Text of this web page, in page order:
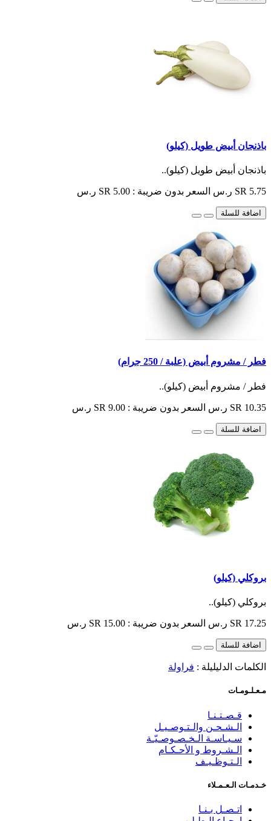
باذنجان أبيض طويل (كيلو)
باذنجان أبيض طويل (كيلو)..
SR 5.75 ر.س السعر بدون ضريبة : SR 5.00 ر.س
اضافة للسلة
فطر / مشروم أبيض (علبة / 250 جرام)
فطر / مشروم أبيض (كيلو)..
SR 10.35 ر.س السعر بدون ضريبة : SR 9.00 ر.س
اضافة للسلة
بروكلي (كيلو)
بروكلي (كيلو)..
SR 17.25 ر.س السعر بدون ضريبة : SR 15.00 ر.س
اضافة للسلة
الكلمات الدليليلة : فراولة
مـعـلـومـات
قـصـتـنـا
الـشـحـن والـتـوصـيـل
سـيـاسـة الـخـصـوصـيّـة
الـشـروط و الأحـكـام
الـتـوظـيـف
خـدمـات الـعـمـلاء
اتـصـل بـنـا